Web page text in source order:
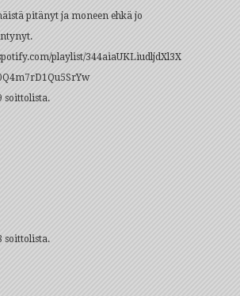
pitänyt ja moneen ehkä jo
playlist/344aiaUKLiudljdXl3X021?
soittolista.
soittolista.